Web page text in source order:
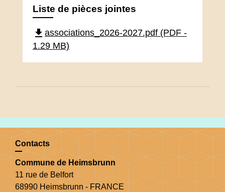
Liste de pièces jointes
file_download associations_2026-2027.pdf (PDF -
1.29 MB)
Contacts
Commune de Heimsbrunn
11 rue de Belfort
68990 Heimsbrunn - FRANCE